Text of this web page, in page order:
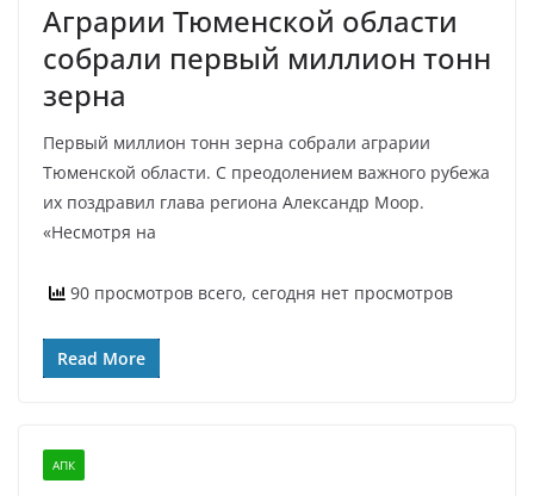
Аграрии Тюменской области
собрали первый миллион тонн
зерна
Первый миллион тонн зерна собрали аграрии
Тюменской области. С преодолением важного рубежа
их поздравил глава региона Александр Моор.
«Несмотря на
90 просмотров всего, сегодня нет просмотров
Read More
АПК